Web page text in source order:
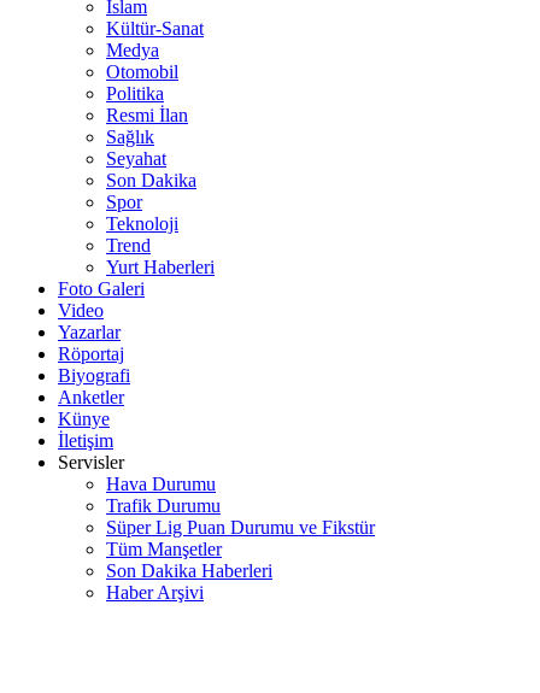
İslam
Kültür-Sanat
Medya
Otomobil
Politika
Resmi İlan
Sağlık
Seyahat
Son Dakika
Spor
Teknoloji
Trend
Yurt Haberleri
Foto Galeri
Video
Yazarlar
Röportaj
Biyografi
Anketler
Künye
İletişim
Servisler
Hava Durumu
Trafik Durumu
Süper Lig Puan Durumu ve Fikstür
Tüm Manşetler
Son Dakika Haberleri
Haber Arşivi